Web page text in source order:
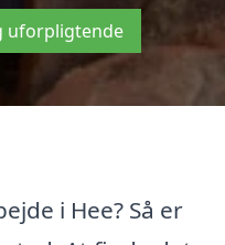
uforpligtende
i Hee? Så er